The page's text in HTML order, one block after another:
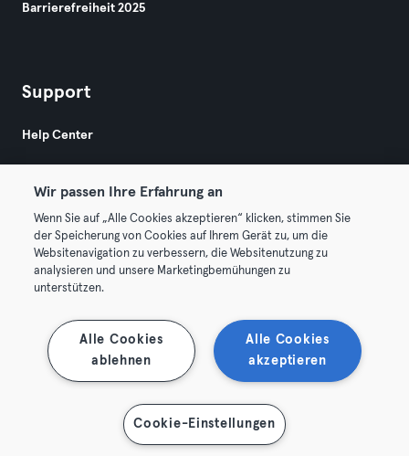
Karte anzeigen
Barrierefreiheit 2025
Support
Help Center
© 2026 Urban Sports Group GmbH. All rights reserved.
AGB Datenschutz
Hier Verträge widerrufen
Wir passen Ihre Erfahrung an
Wenn Sie auf „Alle Cookies akzeptieren“ klicken, stimmen Sie
der Speicherung von Cookies auf Ihrem Gerät zu, um die
Websitenavigation zu verbessern, die Websitenutzung zu
analysieren und unsere Marketingbemühungen zu
unterstützen.
Alle Cookies
akzeptieren
Alle Cookies
ablehnen
Cookie-Einstellungen